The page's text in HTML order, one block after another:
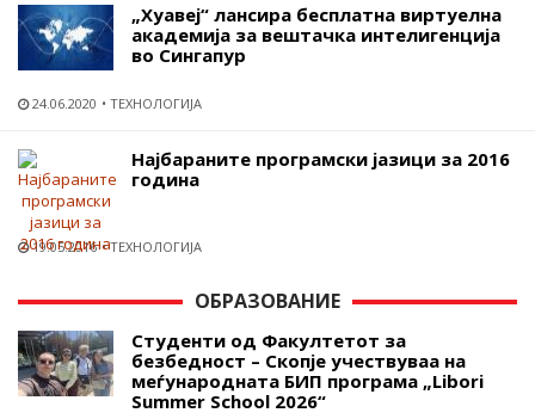
„Хуавеј“ лансира бесплатна виртуелна
академија за вештачка интелигенција
во Сингапур
24.06.2020 ТЕХНОЛОГИЈА
Најбараните програмски јазици за 2016
година
19.05.2016 ТЕХНОЛОГИЈА
ОБРАЗОВАНИЕ
Студенти од Факултетот за
безбедност – Скопје учествуваа на
меѓународната БИП програма „Libori
Summer School 2026“